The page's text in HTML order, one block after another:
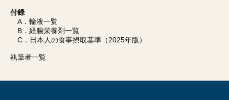
付録
A．輸液一覧
B．経腸栄養剤一覧
C．日本人の食事摂取基準（2025年版）
執筆者一覧